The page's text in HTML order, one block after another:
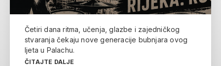
Četiri dana ritma, učenja, glazbe i zajedničkog
stvaranja čekaju nove generacije bubnjara ovog
ljeta u Palachu.
ČITAJTE DALJE